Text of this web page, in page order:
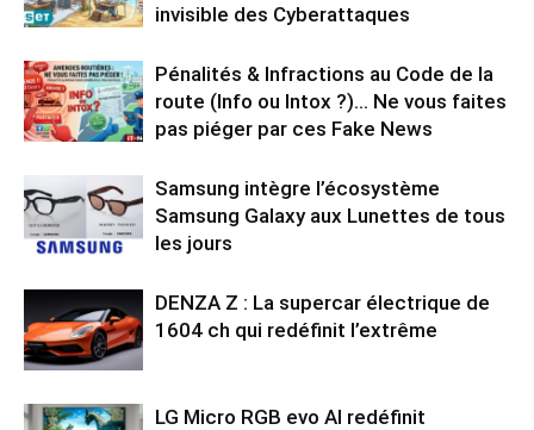
invisible des Cyberattaques
Pénalités & Infractions au Code de la
route (Info ou Intox ?)… Ne vous faites
pas piéger par ces Fake News
Samsung intègre l’écosystème
Samsung Galaxy aux Lunettes de tous
les jours
DENZA Z : La supercar électrique de
1604 ch qui redéfinit l’extrême
LG Micro RGB evo AI redéfinit